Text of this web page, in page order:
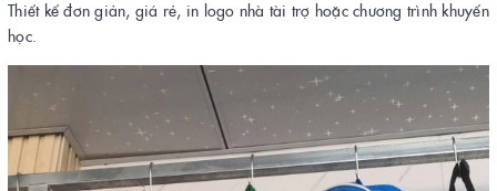
Thiết kế đơn giản, giá rẻ, in logo nhà tài trợ hoặc chương trình khuyến
học.